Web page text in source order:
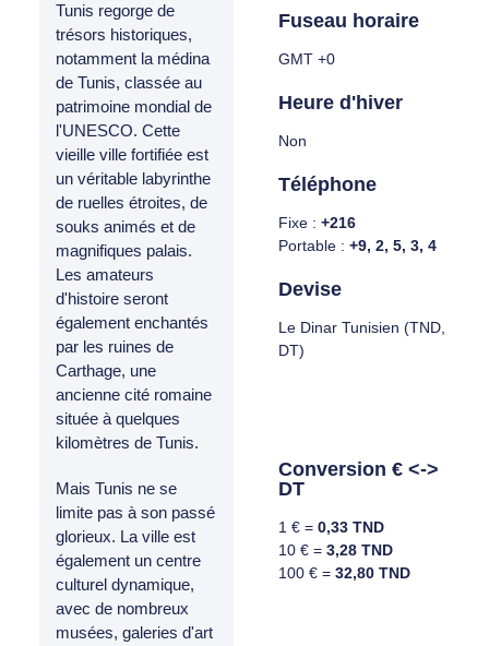
Tunis regorge de
trésors historiques,
notamment la médina
de Tunis, classée au
patrimoine mondial de
l'UNESCO. Cette
vieille ville fortifiée est
un véritable labyrinthe
de ruelles étroites, de
souks animés et de
magnifiques palais.
Les amateurs
d'histoire seront
également enchantés
par les ruines de
Carthage, une
ancienne cité romaine
située à quelques
kilomètres de Tunis.
Mais Tunis ne se
limite pas à son passé
glorieux. La ville est
également un centre
culturel dynamique,
avec de nombreux
musées, galeries d'art
Fuseau horaire
GMT +0
Heure d'hiver
Non
Téléphone
Fixe : +216
Portable : +9, 2, 5, 3, 4
Devise
Le Dinar Tunisien (TND,
DT)
Conversion € <->
DT
1 € = 0,33 TND
10 € = 3,28 TND
100 € = 32,80 TND